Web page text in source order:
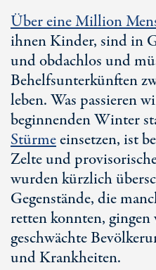
Über eine Million
ihnen Kinder, sind in
und obdachlos und
Behelfsunterkünften
leben. Was passieren
beginnenden Winter
Stürmeeinsetzen, ist
Zelte und
wurden kürzlich
Gegenstände, die
retten konnten,
geschwächte
und Krankheiten.